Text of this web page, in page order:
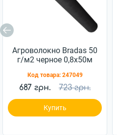
Агроволокно Bradas 50
г/м2 черное 0,8х50м
Код товара: 247049
687 грн. 723 грн.
Купить